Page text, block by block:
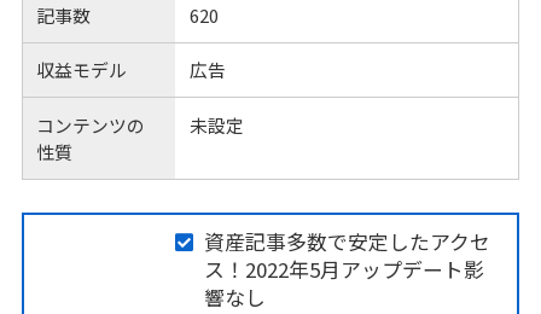
記事数 620
収益モデル 広告
コンテンツの
性質
未設定
資産記事多数で安定したアクセ
ス！2022年5月アップデート影
響なし